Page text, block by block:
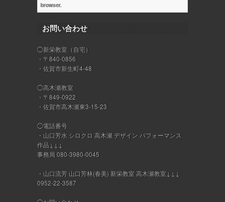
browser.
お問い合わせ
◯新栄教室（自宅）
・〒840-0856
・佐賀市新生町4-48
◯高木瀬教室
・〒849-0922
・佐賀市高木瀬東3-15-23
◯電話番号
・山口芳水 シロクロ 高木瀬 デザイン パフォーマンス
作品↓↓↓
事務局 080-3980-0045
・山口流芳 山口芳林(春美) 新栄教室 高木瀬教室↓↓↓
0952-22-3587